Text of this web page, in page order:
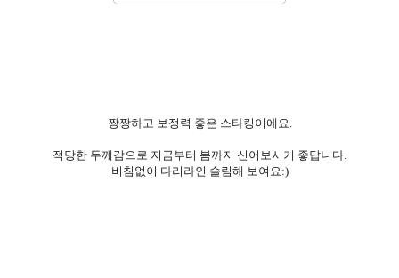
짱짱하고 보정력 좋은 스타킹이에요.
적당한 두께감으로 지금부터 봄까지 신어보시기 좋답니다.
비침없이 다리라인 슬림해 보여요:)